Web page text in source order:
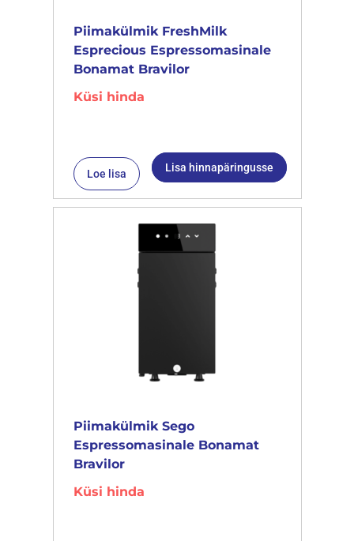
Piimakülmik FreshMilk
Esprecious Espressomasinale
Bonamat Bravilor
Küsi hinda
Loe lisa Lisa hinnapäringusse
Piimakülmik Sego
Espressomasinale Bonamat
Bravilor
Küsi hinda